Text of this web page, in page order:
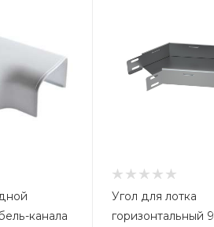
канала
Угол для лотка
горизонтальный